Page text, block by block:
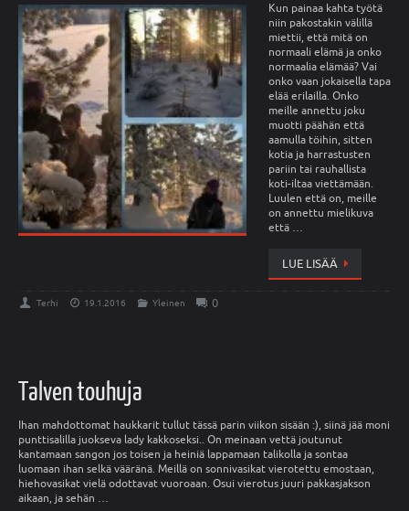
Kun painaa kahta työtä
niin pakostakin välillä
miettii, että mitä on
normaali elämä ja onko
normaalia elämää? Vai
onko vaan jokaisella tapa
elää erilailla. Onko
meille annettu joku
muotti päähän että
aamulla töihin, sitten
kotia ja harrastusten
pariin tai rauhallista
koti-iltaa viettämään.
Luulen että on, meille
on annettu mielikuva
että …
LUE LISÄÄ
Terhi 19.1.2016 Yleinen 0
Talven touhuja
Ihan mahdottomat haukkarit tullut tässä parin viikon sisään :), siinä jää moni
punttisalilla juokseva lady kakkoseksi.. On meinaan vettä joutunut
kantamaan sangon jos toisen ja heiniä lappamaan talikolla ja sontaa
luomaan ihan selkä vääränä. Meillä on sonnivasikat vierotettu emostaan,
hiehovasikat vielä odottavat vuoroaan. Osui vierotus juuri pakkasjakson
aikaan, ja sehän …